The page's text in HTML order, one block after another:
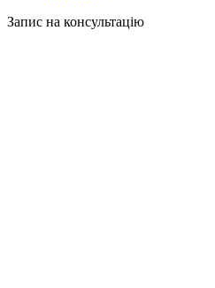
Запис на консультацію